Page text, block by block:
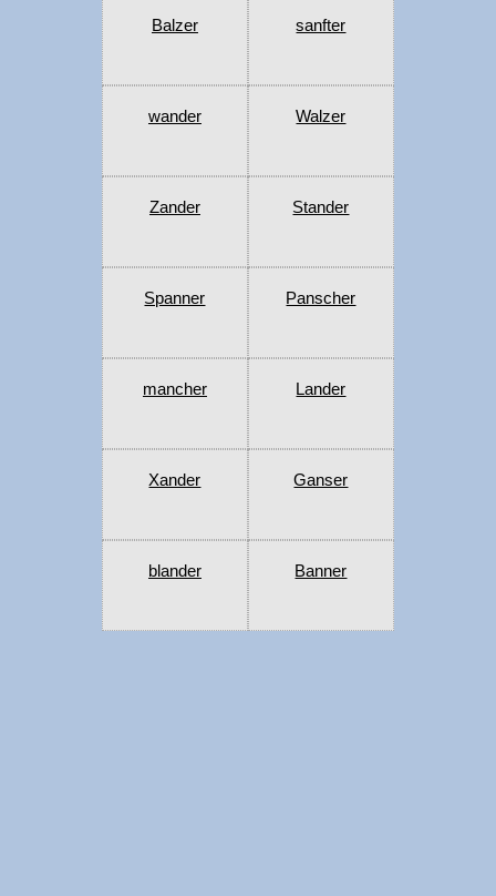
Balzer sanfter
wander Walzer
Zander Stander
Spanner Panscher
mancher Lander
Xander Ganser
blander Banner